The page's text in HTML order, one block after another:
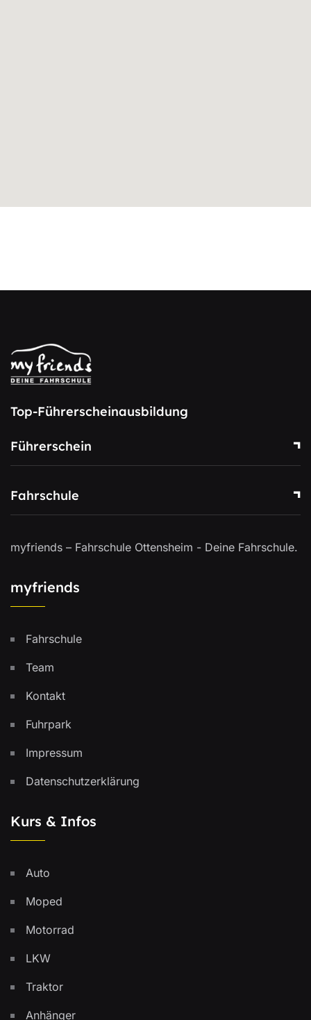
Top-Führerscheinausbildung
Führerschein
Fahrschule
myfriends – Fahrschule Ottensheim - Deine Fahrschule.
myfriends
Fahrschule
Team
Kontakt
Fuhrpark
Impressum
Datenschutzerklärung
Kurs & Infos
Auto
Moped
Motorrad
LKW
Traktor
Anhänger